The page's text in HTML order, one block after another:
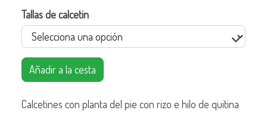
Tallas de calcetin
Añadir a la cesta
Calcetines con planta del pie con rizo e hilo de quitina